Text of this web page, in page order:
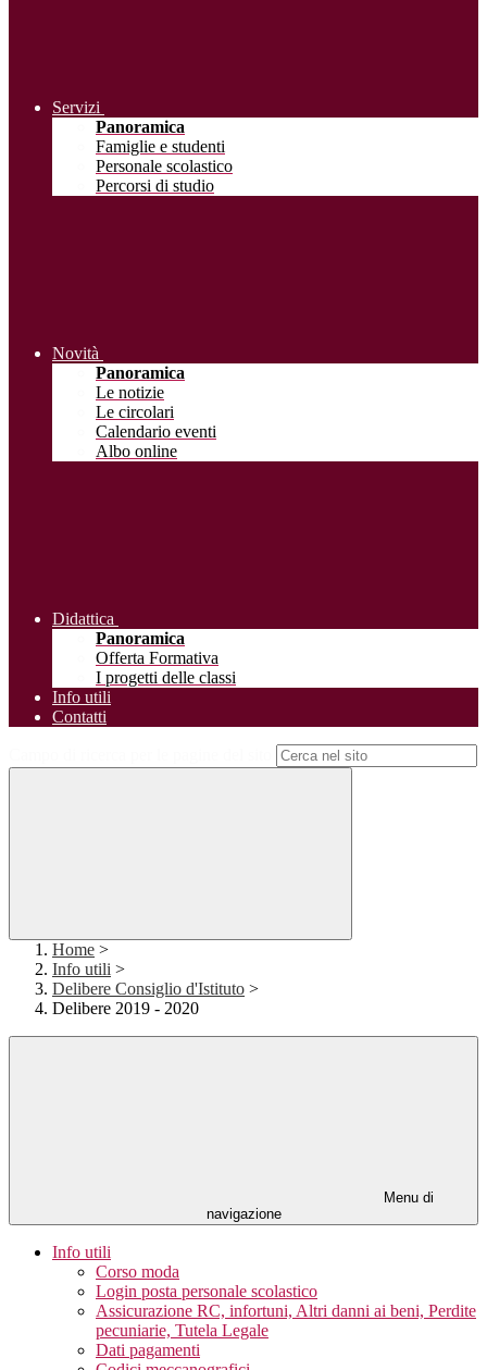
Servizi
Panoramica
Famiglie e studenti
Personale scolastico
Percorsi di studio
Novità
Panoramica
Le notizie
Le circolari
Calendario eventi
Albo online
Didattica
Panoramica
Offerta Formativa
I progetti delle classi
Info utili
Contatti
Home >
Info utili >
Delibere Consiglio d'Istituto >
Delibere 2019 - 2020
Menu di
navigazione
Info utili
Corso moda
Login posta personale scolastico
Assicurazione RC, infortuni, Altri danni ai beni, Perdite
pecuniarie, Tutela Legale
Dati pagamenti